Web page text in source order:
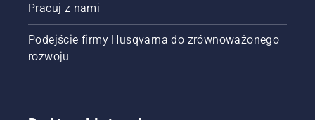
Pracuj z nami
Podejście firmy Husqvarna do zrównoważonego
rozwoju